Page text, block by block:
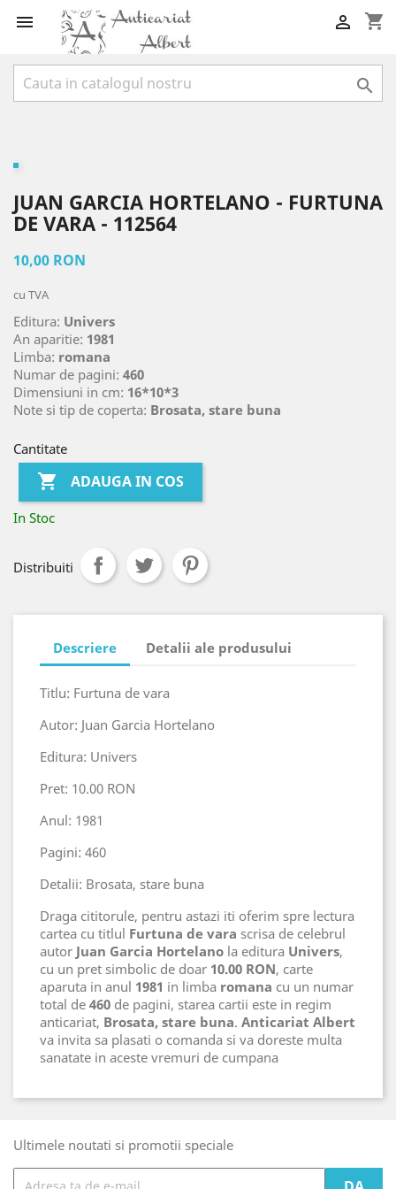
 shopping_cart


JUAN GARCIA HORTELANO - FURTUNA
DE VARA - 112564
10,00 RON
cu TVA
Editura: Univers
An aparitie: 1981
Limba: romana
Numar de pagini: 460
Dimensiuni in cm: 16*10*3
Note si tip de coperta: Brosata, stare buna
Cantitate
 ADAUGA IN COS
In Stoc
Distribuiti
Descriere Detalii ale produsului
Titlu: Furtuna de vara
Autor: Juan Garcia Hortelano
Editura: Univers
Pret: 10.00 RON
Anul: 1981
Pagini: 460
Detalii: Brosata, stare buna
Draga cititorule, pentru astazi iti oferim spre lectura
cartea cu titlul Furtuna de vara scrisa de celebrul
autor Juan Garcia Hortelano la editura Univers,
cu un pret simbolic de doar 10.00 RON, carte
aparuta in anul 1981 in limba romana cu un numar
total de 460 de pagini, starea cartii este in regim
anticariat, Brosata, stare buna. Anticariat Albert
va invita sa plasati o comanda si va doreste multa
sanatate in aceste vremuri de cumpana
Ultimele noutati si promotii speciale